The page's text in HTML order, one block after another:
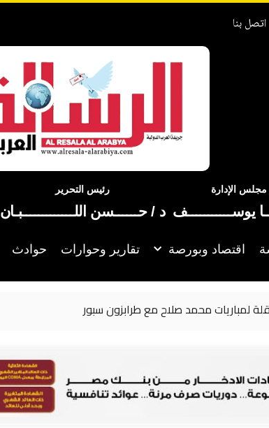
اتصل بنا
الإدارة
يوســـــــــــف
رئيس التحرير
د / حــــــسن اللـــــــــــــبـان
اقتصاد وبورصة تقارير وحوارات حوادث
لمباريات محمد صلاح مع طرابزون سبور